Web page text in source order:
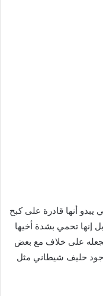
يبدو أنها قادرة على كبح
إنها تحمي بشدة أخيها
يجعله على خلاف مع بعض
حليف شيطاني مثل